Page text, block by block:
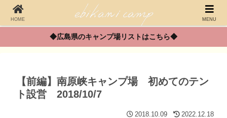
◆広島県のキャンプ場リストはこちら◆
【前編】南原峡キャンプ場 初めてのテン
ト設営 2018/10/7
2018.10.09 2022.12.18
HOME MENU